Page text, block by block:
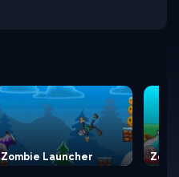
Zombie Launcher